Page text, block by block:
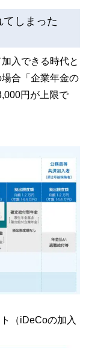
しまった
入できる時代と
合「企業年金の
円が上限で
（iDeCoの加入